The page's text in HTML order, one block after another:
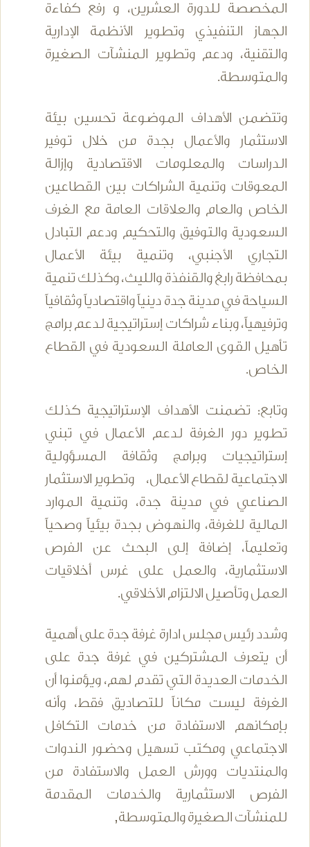
المخصصة للدورة العشرين، و رفع كفاءة
الجهاز التنفيذي وتطوير الأنظمة الإدارية
والتقنية، ودعم وتطوير المنشآت الصغيرة
والمتوسطة.
وتتضمن الأهداف الموضوعة تحسين بيئة
الاستثمار والأعمال بجدة من خلال توفير
الدراسات والمعلومات الاقتصادية وإزالة
المعوقات وتنمية الشراكات بين القطاعين
الخاص والعام والعلاقات العامة مع الغرف
السعودية والتوفيق والتحكيم ودعم التبادل
التجاري الأجنبي، وتنمية بيئة الأعمال
بمحافظة رابغ والقنفذة والليث، وكذلك تنمية
السياحة في مدينة جدة دينياً واقتصادياً وثقافياً
وترفيهياً، وبناء شراكات إستراتيجية لدعم برامج
تأهيل القوى العاملة السعودية في القطاع
الخاص.
وتابع: تضمنت الأهداف الإستراتيجية كذلك
تطوير دور الغرفة لدعم الأعمال في تبني
إستراتيجيات وبرامج وثقافة المسؤولية
الاجتماعية لقطاع الأعمال، وتطوير الاستثمار
الصناعي في مدينة جدة، وتنمية الموارد
المالية للغرفة، والنهوض بجدة بيئياً وصحياً
وتعليماً، إضافة إلى البحث عن الفرص
الاستثمارية، والعمل على غرس أخلاقيات
العمل وتأصيل الالتزام الأخلاقي.
وشدد رئيس مجلس ادارة غرفة جدة على أهمية
أن يتعرف المشتركين في غرفة جدة على
الخدمات العديدة التي تقدم لهم، ويؤمنوا أن
الغرفة ليست مكاناً للتصاديق فقط، وأنه
بإمكانهم الاستفادة من خدمات التكافل
الاجتماعي ومكتب تسهيل وحضور الندوات
والمنتديات وورش العمل والاستفادة من
الفرص الاستثمارية والخدمات المقدمة
للمنشآت الصغيرة والمتوسطة,